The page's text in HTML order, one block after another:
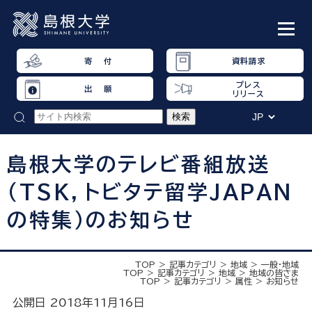
寄 付 資料請求
出 願
プレス
リリース
島根大学のテレビ番組放送
(TSK，トビタテ留学JAPAN
の特集）のお知らせ
TOP 記事カテゴリ 地域
一般・地域
TOP
記事カテゴリ 地域
地域の皆さま
TOP
記事カテゴリ 属性 お知らせ
公開日 2018年11月16日